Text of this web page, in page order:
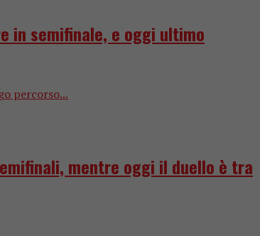
in semifinale, e oggi ultimo
percorso...
mentre oggi il duello è tra